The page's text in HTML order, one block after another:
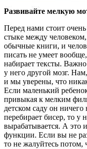
Развивайте мелкую
Перед нами стоит
стыке между
обычные книги, и
писать не умеет
набирает тексты.
у него другой мозг.
и мы уверены, что
Если маленький
привыкая к мелким
детском саду он
перебирает бисер, то у
вырабатывается. А это
функции. Если вы не
то не жалуйтесь потом,